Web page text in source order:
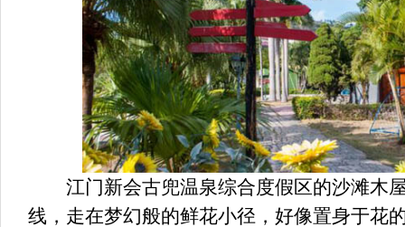
江门新会古兜温泉综合度假区的沙滩木
线，走在梦幻般的鲜花小径，好像置身于花